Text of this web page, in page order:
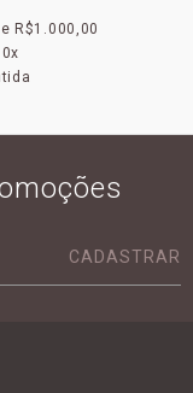
R$1.000,00
CADASTRAR